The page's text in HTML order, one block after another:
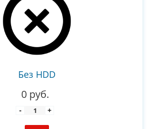
Без HDD
0 руб.
- +